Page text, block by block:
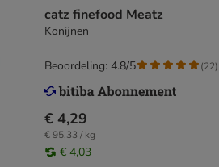
catz finefood Meatz
Konijnen
€ 4,29
€ 95,33 / kg
€ 4,03
Beoordeling: 4.8/5 (22)